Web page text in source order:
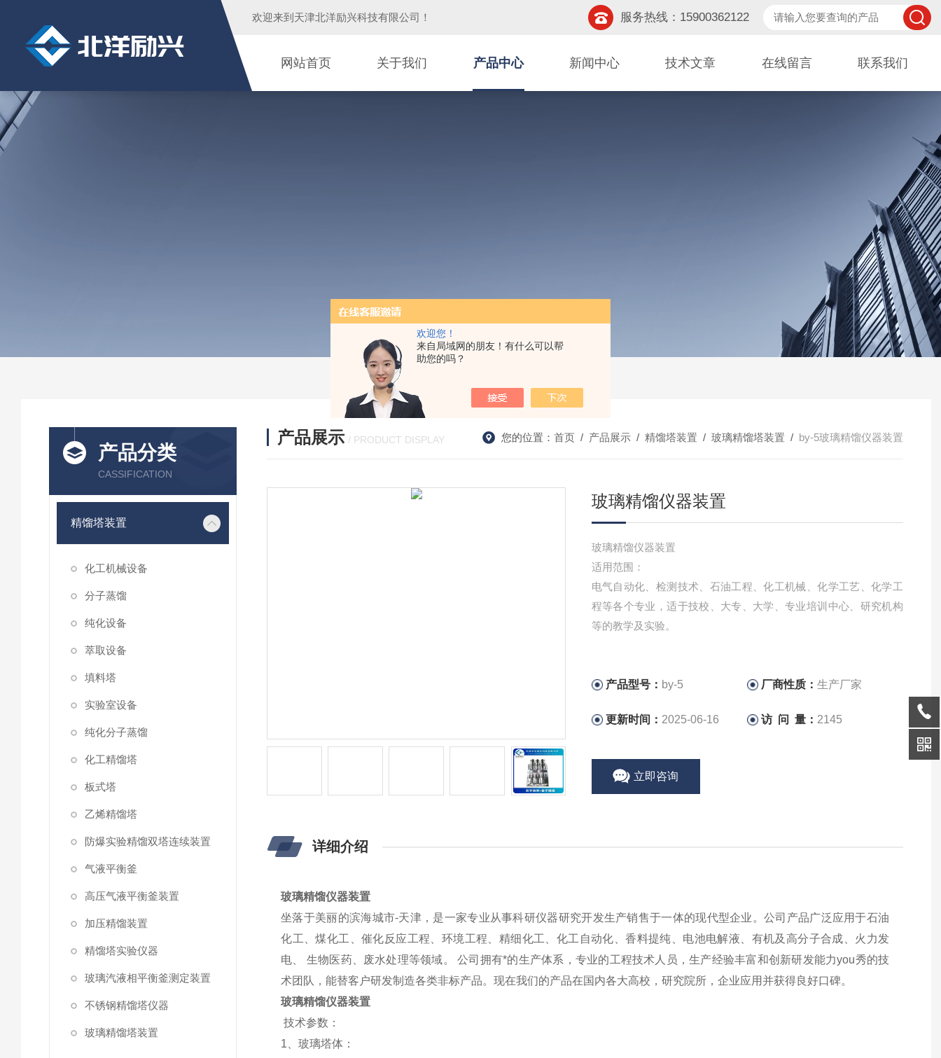
欢迎您！
来自局域网的朋友！有什么可以帮
助您的吗？
欢迎来到 天津北洋励兴科技有限公司 ！ 服务热线：15900362122
网站首页 关于我们 产品中心 新闻中心 技术文章 在线留言 联系我们
产品分类
CASSIFICATION
精馏塔装置
化工机械设备
分子蒸馏
纯化设备
萃取设备
填料塔
实验室设备
纯化分子蒸馏
化工精馏塔
板式塔
乙烯精馏塔
防爆实验精馏双塔连续装置
气液平衡釜
高压气液平衡釜装置
加压精馏装置
精馏塔实验仪器
玻璃汽液相平衡釜测定装置
不锈钢精馏塔仪器
玻璃精馏塔装置
产品展示 / PRODUCT DISPLAY 您的位置： 首页 / 产品展示 / 精馏塔装置 / 玻璃精馏塔装置 / by-5玻璃精馏仪器装置
玻璃精馏仪器装置
玻璃精馏仪器装置
适用范围：
电气自动化、检测技术、石油工程、化工机械、化学工艺、化学工
程等各个专业，适于技校、大专、大学、专业培训中心、研究机构
等的教学及实验。
产品型号： by-5 厂商性质：生产厂家
更新时间： 2025-06-16 访 问 量： 2145
立即咨询
详细介绍
玻璃精馏仪器装置
坐落于美丽的滨海城市-天津，是一家专业从事科研仪器研究开发生产销售于一体的现代型企业。公司产品广泛应用于石油
化工、煤化工、催化反应工程、环境工程、精细化工、化工自动化、香料提纯、电池电解液、有机及高分子合成、火力发
电、 生物医药、废水处理等领域。 公司拥有*的生产体系，专业的工程技术人员，生产经验丰富和创新研发能力you秀的技
术团队，能替客户研发制造各类非标产品。现在我们的产品在国内各大高校，研究院所，企业应用并获得良好口碑。
玻璃精馏仪器装置
技术参数：
1、玻璃塔体：